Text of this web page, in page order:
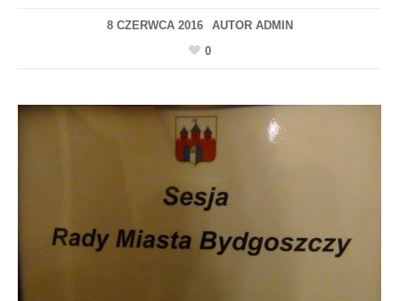
8 CZERWCA 2016 AUTOR ADMIN
0